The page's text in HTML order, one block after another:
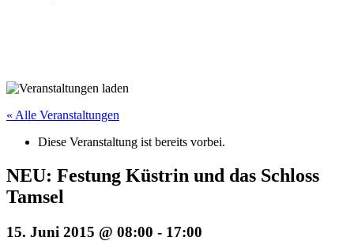
« Alle Veranstaltungen
Diese Veranstaltung ist bereits vorbei.
NEU: Festung Küstrin und das Schloss
Tamsel
15. Juni 2015 @ 08:00 - 17:00